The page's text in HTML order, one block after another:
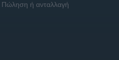
ή ανταλλαγή